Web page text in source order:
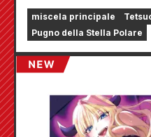
miscela principale
Pugno della Stella Polare